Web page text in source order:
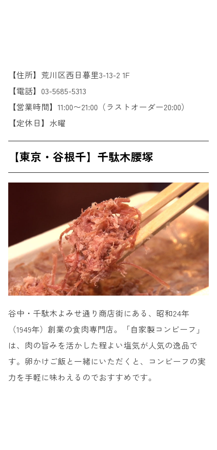
【住所】荒川区西日暮里3-13-2 1F
【電話】03-5685-5313
【営業時間】11:00〜21:00（ラストオーダー20:00）
【定休日】水曜
【東京・谷根千】千駄木腰塚
谷中・千駄木よみせ通り商店街にある、昭和24年
（1949年）創業の食肉専門店。「自家製コンビーフ」
は、肉の旨みを活かした程よい塩気が人気の逸品で
す。卵かけご飯と一緒にいただくと、コンビーフの実
力を手軽に味わえるのでおすすめです。